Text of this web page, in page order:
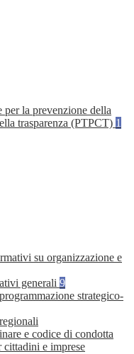
per la prevenzione della
trasparenza (PTPCT) 1
su organizzazione e
generali 9
strategico-
e codice di condotta
e imprese